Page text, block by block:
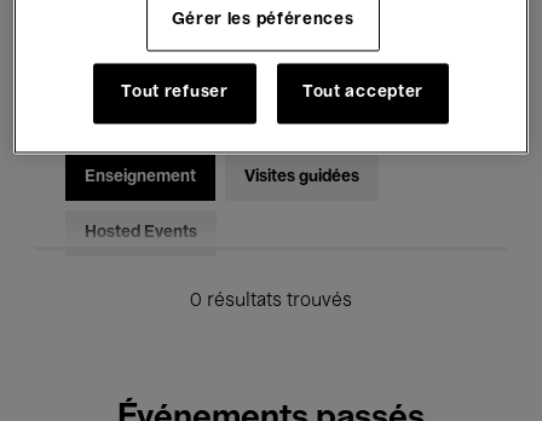
Musique électronique
Pour tous Kids’ Palace
Enseignement Visites guidées
Hosted Events
0 résultats trouvés
Gérer les péférences
Tout refuser Tout accepter